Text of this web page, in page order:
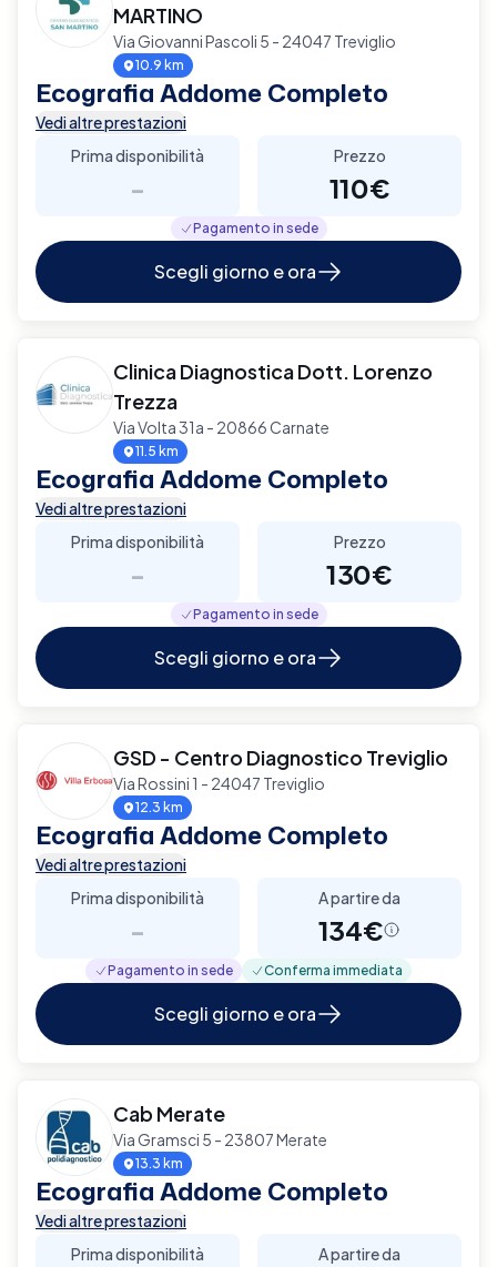
MARTINO
Via Giovanni Pascoli 5 - 24047 Treviglio
10.9 km
Ecografia Addome Completo
Vedi altre prestazioni
Prima disponibilità
-
Prezzo
110€
Pagamento in sede
Scegli giorno e ora
Clinica Diagnostica Dott. Lorenzo
Trezza
Via Volta 31a - 20866 Carnate
11.5 km
Ecografia Addome Completo
Vedi altre prestazioni
Prima disponibilità
-
Prezzo
130€
Pagamento in sede
Scegli giorno e ora
GSD - Centro Diagnostico Treviglio
Via Rossini 1 - 24047 Treviglio
12.3 km
Ecografia Addome Completo
Vedi altre prestazioni
Prima disponibilità
-
A partire da
134€
Pagamento in sede Conferma immediata
Scegli giorno e ora
Cab Merate
Via Gramsci 5 - 23807 Merate
13.3 km
Ecografia Addome Completo
Vedi altre prestazioni
Prima disponibilità
A partire da